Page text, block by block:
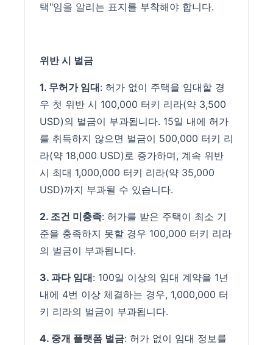
택"임을 알리는 표지를 부착해야 합니다.
위반 시 벌금
1. 무허가 임대: 허가 없이 주택을 임대할 경
우 첫 위반 시 100,000 터키 리라(약 3,500
USD)의 벌금이 부과됩니다. 15일 내에 허가
를 취득하지 않으면 벌금이 500,000 터키 리
라(약 18,000 USD)로 증가하며, 계속 위반
시 최대 1,000,000 터키 리라(약 35,000
USD)까지 부과될 수 있습니다.
2. 조건 미충족: 허가를 받은 주택이 최소 기
준을 충족하지 못할 경우 100,000 터키 리라
의 벌금이 부과됩니다.
3. 과다 임대: 100일 이상의 임대 계약을 1년
내에 4번 이상 체결하는 경우, 1,000,000 터
키 리라의 벌금이 부과됩니다.
4. 중개 플랫폼 벌금: 허가 없이 임대 정보를